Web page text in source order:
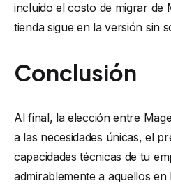
incluido el costo de migrar de
tienda sigue en la versión sin
Conclusión
Al final, la elección entre
a las necesidades únicas, el
capacidades técnicas de tu
admirablemente a aquellos en